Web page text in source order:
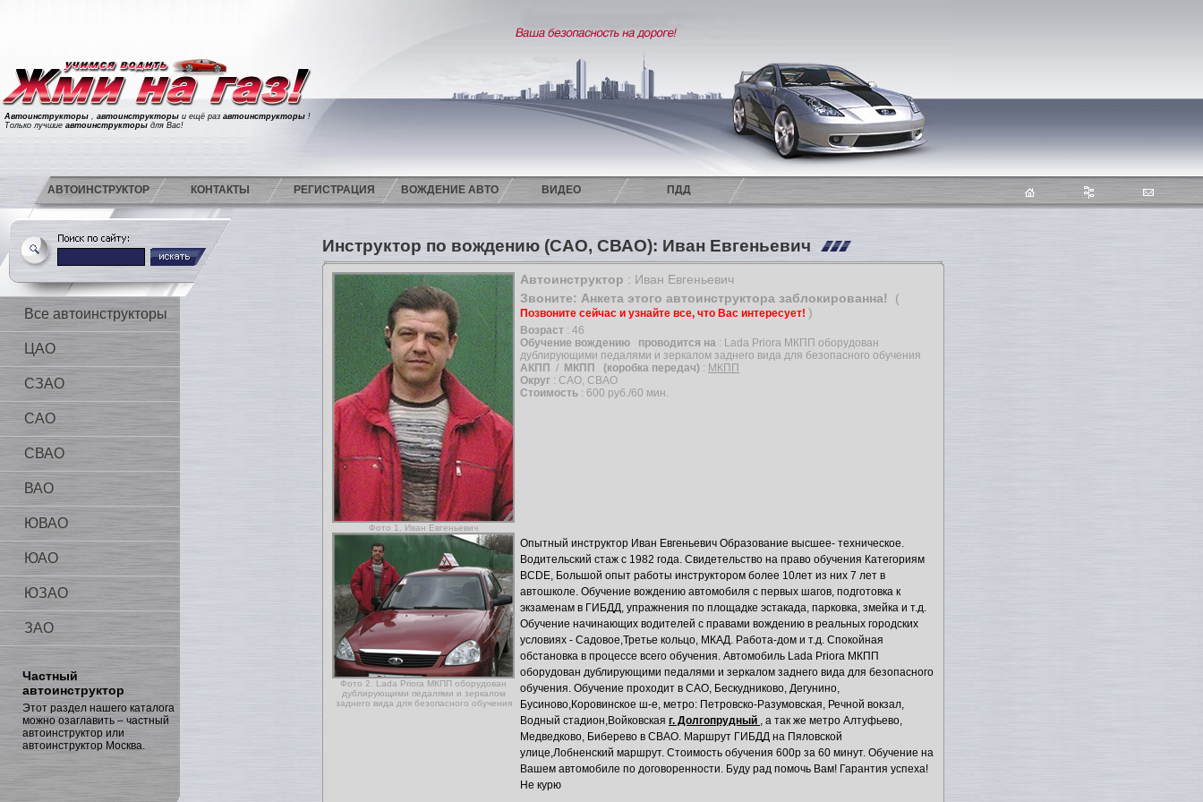
Автоинструкторы , автоинструкторы и ещё раз автоинструкторы !
Только лучшие автоинструкторы для Вас!
АВТОИНСТРУКТОР КОНТАКТЫ РЕГИСТРАЦИЯ ВОЖДЕНИЕ АВТО ВИДЕО ПДД
Все автоинструкторы
ЦАО
СЗАО
САО
СВАО
ВАО
ЮВАО
ЮАО
ЮЗАО
ЗАО
Частный
автоинструктор
Этот раздел нашего каталога
можно озаглавить – частный
автоинструктор или
автоинструктор Москва.
Инструктор по вождению (САО, СВАО): Иван Евгеньевич
Фото 1. Иван Евгеньевич
Автоинструктор : Иван Евгеньевич
Звоните: Анкета этого автоинструктора заблокированна!
(
Позвоните сейчас и узнайте все, что Вас интересует! )
Возраст : 46
Обучение вождению
проводится на : Lada Priora МКПП оборудован
дублирующими педалями и зеркалом заднего вида для безопасного обучения
АКПП
/ МКПП (коробка передач) : МКПП
Округ : САО, СВАО
Стоимость : 600 руб./60 мин.
Фото 2. Lada Priora МКПП оборудован
дублирующими педалями и зеркалом
заднего вида для безопасного обучения
Опытный инструктор Иван Евгеньевич Образование высшее- техническое.
Водительский стаж с 1982 года. Свидетельство на право обучения Категориям
BCDE, Большой опыт работы инструктором более 10лет из них 7 лет в
автошколе. Обучение вождению автомобиля с первых шагов, подготовка к
экзаменам в ГИБДД, упражнения по площадке эстакада, парковка, змейка и т.д.
Обучение начинающих водителей с правами вождению в реальных городских
условиях - Садовое,Третье кольцо, МКАД. Работа-дом и т.д. Спокойная
обстановка в процессе всего обучения. Автомобиль Lada Priora МКПП
оборудован дублирующими педалями и зеркалом заднего вида для безопасного
обучения. Обучение проходит в САО, Бескудниково, Дегунино,
Бусиново,Коровинское ш-е, метро: Петровско-Разумовская, Речной вокзал,
Водный стадион,Войковская г. Долгопрудный , а так же метро Алтуфьево,
Медведково, Биберево в СВАО. Маршрут ГИБДД на Пяловской
улице,Лобненский маршрут. Стоимость обучения 600р за 60 минут. Обучение на
Вашем автомобиле по договоренности. Буду рад помочь Вам! Гарантия успеха!
Не курю